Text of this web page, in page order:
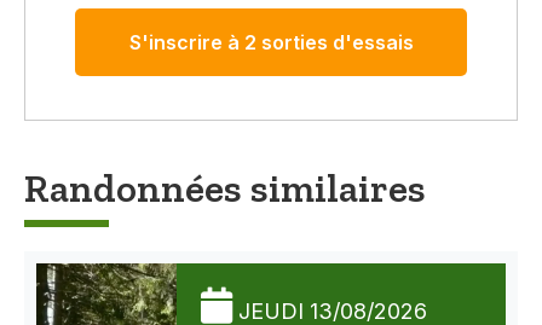
S'inscrire à 2 sorties d'essais
Randonnées similaires
JEUDI 13/08/2026